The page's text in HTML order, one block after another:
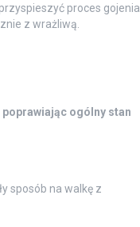
proces gojenia
z wrażliwą.
poprawiając ogólny stan
sposób na walkę z